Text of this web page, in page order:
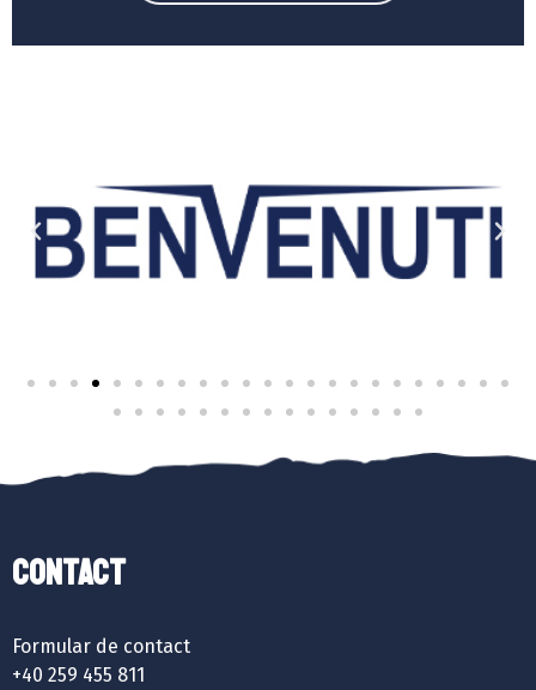
Contact
Formular de contact
+40 259 455 811